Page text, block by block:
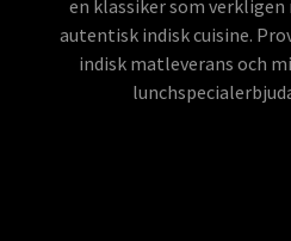
en klassiker som
autentisk indisk cuisine.
indisk matleverans och